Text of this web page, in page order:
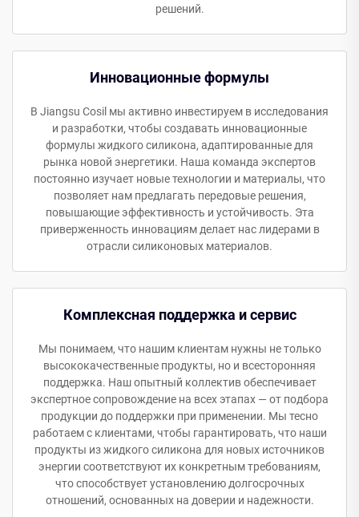
решений.
Инновационные формулы
В Jiangsu Cosil мы активно инвестируем в исследования
и разработки, чтобы создавать инновационные
формулы жидкого силикона, адаптированные для
рынка новой энергетики. Наша команда экспертов
постоянно изучает новые технологии и материалы, что
позволяет нам предлагать передовые решения,
повышающие эффективность и устойчивость. Эта
приверженность инновациям делает нас лидерами в
отрасли силиконовых материалов.
Комплексная поддержка и сервис
Мы понимаем, что нашим клиентам нужны не только
высококачественные продукты, но и всесторонняя
поддержка. Наш опытный коллектив обеспечивает
экспертное сопровождение на всех этапах — от подбора
продукции до поддержки при применении. Мы тесно
работаем с клиентами, чтобы гарантировать, что наши
продукты из жидкого силикона для новых источников
энергии соответствуют их конкретным требованиям,
что способствует установлению долгосрочных
отношений, основанных на доверии и надежности.